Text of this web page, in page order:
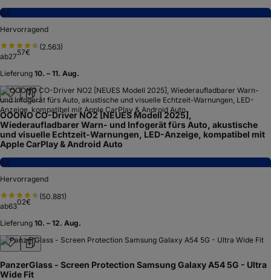
8,8
Hervorragend
(2.563)
ab2757€
Lieferung 10. – 11. Aug.
OOONO CO-Driver NO2 [NEUES Modell 2025],
Wiederaufladbarer Warn- und Infogerät fürs Auto, akustische
und visuelle Echtzeit-Warnungen, LED-Anzeige, kompatibel mit
Apple CarPlay & Android Auto
8,5
Hervorragend
(50.881)
ab6302€
Lieferung 10. – 12. Aug.
PanzerGlass - Screen Protection Samsung Galaxy A54 5G - Ultra
Wide Fit